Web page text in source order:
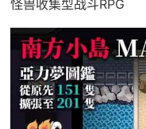
怪兽收集型战斗RPG